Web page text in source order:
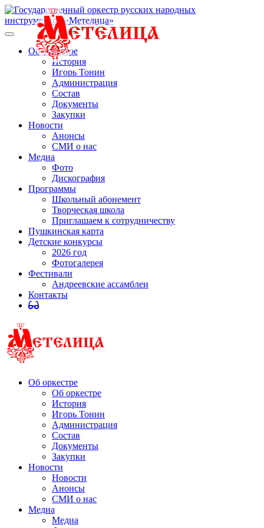
Об оркестре
История
Игорь Тонин
Администрация
Состав
Документы
Закупки
Новости
Анонсы
СМИ о нас
Медиа
Фото
Дискография
Программы
Школьный абонемент
Творческая школа
Приглашаем к сотрудничеству
Пушкинская карта
Детские конкурсы
2026 год
Фотогалерея
Фестивали
Андреевские ассамблеи
Контакты
Об оркестре
Об оркестре
История
Игорь Тонин
Администрация
Состав
Документы
Закупки
Новости
Новости
Анонсы
СМИ о нас
Медиа
Медиа